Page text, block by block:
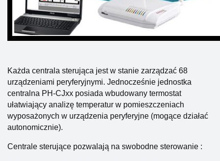
Każda centrala sterująca jest w stanie zarządzać 68
urządzeniami peryferyjnymi. Jednocześnie jednostka
centralna PH-CJxx posiada wbudowany termostat
ułatwiający analizę temperatur w pomieszczeniach
wyposażonych w urządzenia peryferyjne (mogące działać
autonomicznie).
Centrale sterujące pozwalają na swobodne sterowanie :